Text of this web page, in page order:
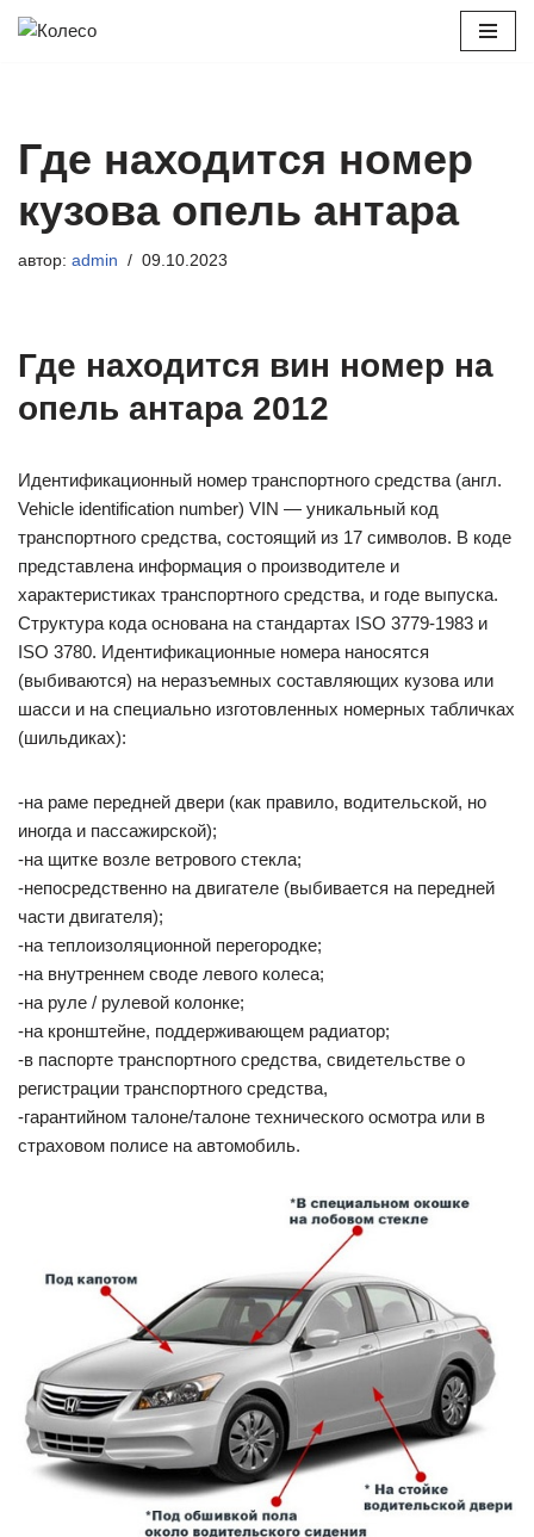
Где находится номер
кузова опель антара
автор: admin 09.10.2023
Где находится вин номер на
опель антара 2012
Идентификационный номер транспортного средства (англ.
Vehicle identification number) VIN — уникальный код
транспортного средства, состоящий из 17 символов. В коде
представлена информация о производителе и
характеристиках транспортного средства, и годе выпуска.
Структура кода основана на стандартах ISO 3779-1983 и
ISO 3780. Идентификационные номера наносятся
(выбиваются) на неразъемных составляющих кузова или
шасси и на специально изготовленных номерных табличках
(шильдиках):
-на раме передней двери (как правило, водительской, но
иногда и пассажирской);
-на щитке возле ветрового стекла;
-непосредственно на двигателе (выбивается на передней
части двигателя);
-на теплоизоляционной перегородке;
-на внутреннем своде левого колеса;
-на руле / рулевой колонке;
-на кронштейне, поддерживающем радиатор;
-в паспорте транспортного средства, свидетельстве о
регистрации транспортного средства,
-гарантийном талоне/талоне технического осмотра или в
страховом полисе на автомобиль.